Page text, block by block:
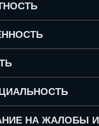
НА ЖАЛОБЫ И